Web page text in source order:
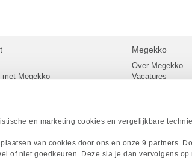
en marketing cookies en vergelijkbare
van cookies door ons en onze 9 partners.
of niet goedkeuren. Deze sla je dan vervolgens op
met Megekko
Megekko
Over Megekko
Vacatures
Sitemap
Acties
Megekko